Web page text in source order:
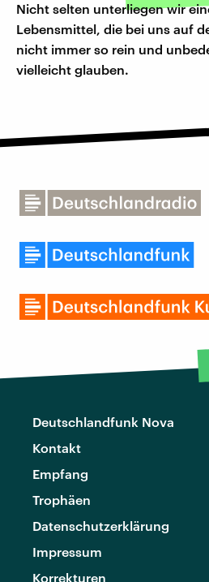
Nicht selten unterliegen wir
Lebensmittel, die bei uns auf
nicht immer so rein und
vielleicht glauben.
Deutschlandfunk Nova
Kontakt
Empfang
Trophäen
Datenschutzerklärung
Impressum
Korrekturen